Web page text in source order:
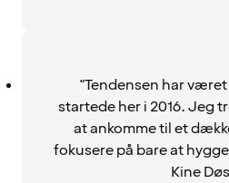
"Tendensen har
startede her i 2016. Jeg
at ankomme til et
fokusere på bare at
Kine